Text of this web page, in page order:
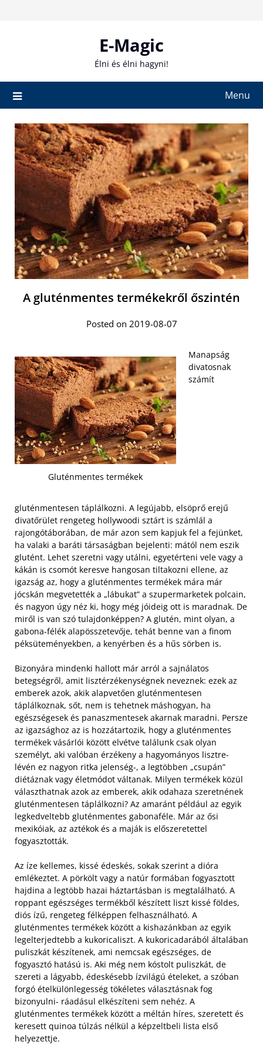
E-Magic
Élni és élni hagyni!
Menu
A gluténmentes termékekről őszintén
Posted on 2019-08-07
Gluténmentes termékek
Manapság
divatosnak
számít
gluténmentesen táplálkozni. A legújabb, elsöprő erejű
divatőrület rengeteg hollywoodi sztárt is számlál a
rajongótáborában, de már azon sem kapjuk fel a fejünket,
ha valaki a baráti társaságban bejelenti: mától nem eszik
glutént. Lehet szeretni vagy utálni, egyetérteni vele vagy a
kákán is csomót keresve hangosan tiltakozni ellene, az
igazság az, hogy a gluténmentes termékek mára már
jócskán megvetették a „lábukat” a szupermarketek polcain,
és nagyon úgy néz ki, hogy még jóideig ott is maradnak. De
miről is van szó tulajdonképpen? A glutén, mint olyan, a
gabona-félék alapösszetevője, tehát benne van a finom
péksüteményekben, a kenyérben és a hűs sörben is.
Bizonyára mindenki hallott már arról a sajnálatos
betegségről, amit lisztérzékenységnek neveznek: ezek az
emberek azok, akik alapvetően gluténmentesen
táplálkoznak, sőt, nem is tehetnek máshogyan, ha
egészségesek és panaszmentesek akarnak maradni. Persze
az igazsághoz az is hozzátartozik, hogy a gluténmentes
termékek vásárlói között elvétve találunk csak olyan
személyt, aki valóban érzékeny a hagyományos lisztre-
lévén ez nagyon ritka jelenség-, a legtöbben „csupán”
diétáznak vagy életmódot váltanak. Milyen termékek közül
választhatnak azok az emberek, akik odahaza szeretnének
gluténmentesen táplálkozni? Az amaránt például az egyik
legkedveltebb gluténmentes gabonaféle. Már az ősi
mexikóiak, az aztékok és a maják is előszeretettel
fogyasztották.
Az íze kellemes, kissé édeskés, sokak szerint a dióra
emlékeztet. A pörkölt vagy a natúr formában fogyasztott
hajdina a legtöbb hazai háztartásban is megtalálható. A
roppant egészséges termékből készített liszt kissé földes,
diós ízű, rengeteg félképpen felhasználható. A
gluténmentes termékek között a kishazánkban az egyik
legelterjedtebb a kukoricaliszt. A kukoricadarából általában
puliszkát készítenek, ami nemcsak egészséges, de
fogyasztó hatású is. Aki még nem kóstolt puliszkát, de
szereti a lágyabb, édeskésebb ízvilágú ételeket, a szóban
forgó ételkülönlegesség tökéletes választásnak fog
bizonyulni- ráadásul elkészíteni sem nehéz. A
gluténmentes termékek között a méltán híres, szeretett és
keresett quinoa túlzás nélkül a képzeltbeli lista első
helyezettje.